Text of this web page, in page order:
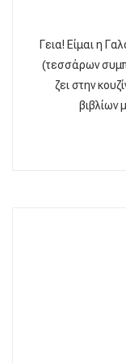
Γεια! Είμαι η
(τεσσάρων
ζει στην
βιβλίων